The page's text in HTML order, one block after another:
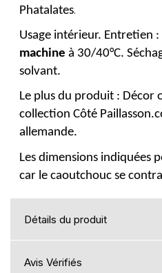
Phatalates.
Usage intérieur. Entretien
machine à 30/40°C.
solvant.
Le plus du produit : Décor
collection Côté
allemande.
Les dimensions indiquées
car le caoutchouc se
Détails du produit
Avis Vérifiés